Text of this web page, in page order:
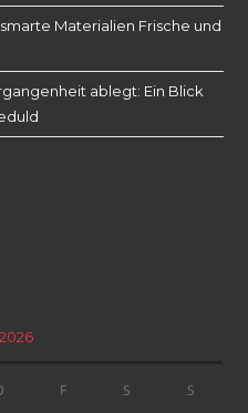
Materialien Frische und
ablegt: Ein Blick
F S S